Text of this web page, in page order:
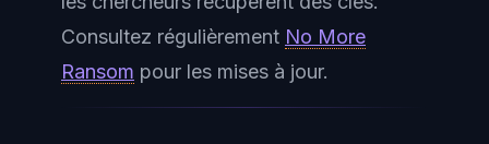
Consultez régulièrement No More
Ransom pour les mises à jour.